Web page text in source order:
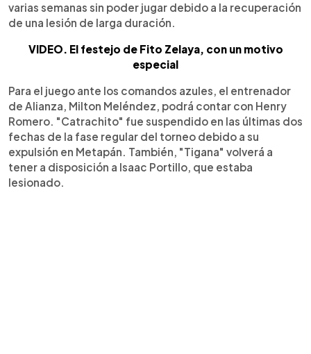
varias semanas sin poder jugar debido a la recuperación
de una lesión de larga duración.
VIDEO. El festejo de Fito Zelaya, con un motivo
especial
Para el juego ante los comandos azules, el entrenador
de Alianza, Milton Meléndez, podrá contar con Henry
Romero. "Catrachito" fue suspendido en las últimas dos
fechas de la fase regular del torneo debido a su
expulsión en Metapán. También, "Tigana" volverá a
tener a disposición a Isaac Portillo, que estaba
lesionado.